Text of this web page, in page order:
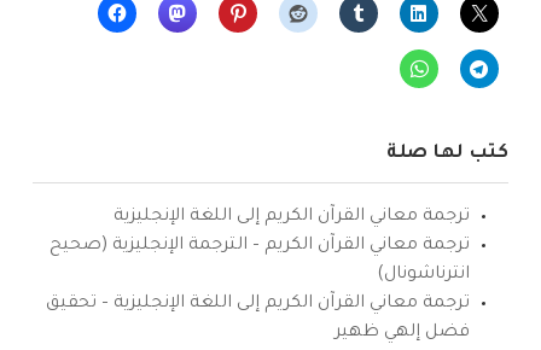
كتب لها صلة
ترجمة معاني القرآن الكريم إلى اللغة الإنجليزية
ترجمة معاني القرآن الكريم – الترجمة الإنجليزية (صحيح
انترناشونال)
ترجمة معاني القرآن الكريم إلى اللغة الإنجليزية – تحقيق
فضل إلهي ظهير